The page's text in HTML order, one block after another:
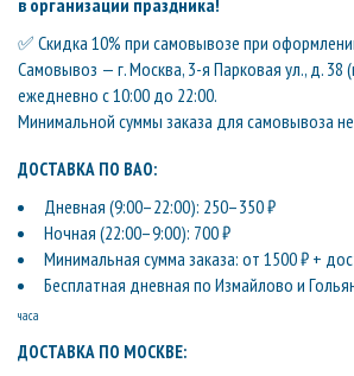
в организации праздника!
✅ Скидка 10% при самовывозе при
Самовывоз — г. Москва, 3-я Парковая ул., д. 38
ежедневно с 10:00 до 22:00.
Минимальной суммы заказа для самовывоза
ДОСТАВКА ПО ВАО:
Дневная (9:00–22:00): 250–350 ₽
Ночная (22:00–9:00): 700 ₽
Минимальная сумма заказа: от 1500 ₽ +
Бесплатная дневная по Измайлово и
часа
ДОСТАВКА ПО МОСКВЕ: